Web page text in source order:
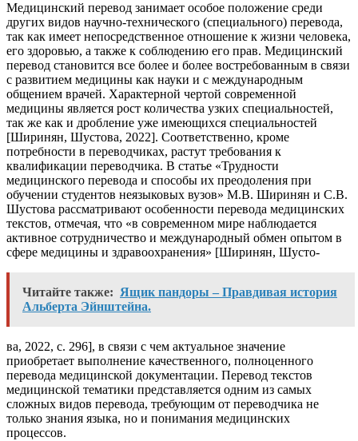
Медицинский перевод занимает особое положение среди
других видов научно-технического (специального) перевода,
так как имеет непосредственное отношение к жизни человека,
его здоровью, а также к соблюдению его прав. Медицинский
перевод становится все более и более востребованным в связи
с развитием медицины как науки и с международным
общением врачей. Характерной чертой современной
медицины является рост количества узких специальностей,
так же как и дробление уже имеющихся специальностей
[Ширинян, Шустова, 2022]. Соответственно, кроме
потребности в переводчиках, растут требования к
квалификации переводчика. В статье «Трудности
медицинского перевода и способы их преодоления при
обучении студентов неязыковых вузов» М.В. Ширинян и С.В.
Шустова рассматривают особенности перевода медицинских
текстов, отмечая, что «в современном мире наблюдается
активное сотрудничество и международный обмен опытом в
сфере медицины и здравоохранения» [Ширинян, Шусто-
Читайте также: Ящик пандоры – Правдивая история
Альберта Эйнштейна.
ва, 2022, с. 296], в связи с чем актуальное значение
приобретает выполнение качественного, полноценного
перевода медицинской документации. Перевод текстов
медицинской тематики представляется одним из самых
сложных видов перевода, требующим от переводчика не
только знания языка, но и понимания медицинских
процессов.